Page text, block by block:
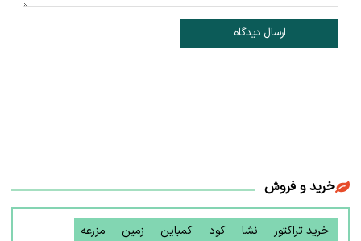
ارسال دیدگاه
خرید و فروش
خرید تراکتور نشا کود کمباین زمین مزرعه